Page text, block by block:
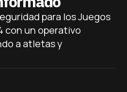
para los Juegos
con un operativo
a atletas y